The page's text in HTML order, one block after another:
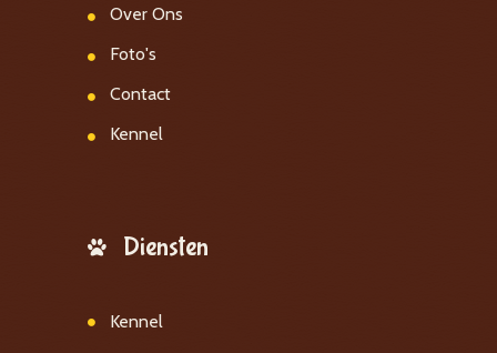
Over Ons
Foto's
Contact
Kennel
Diensten
Kennel